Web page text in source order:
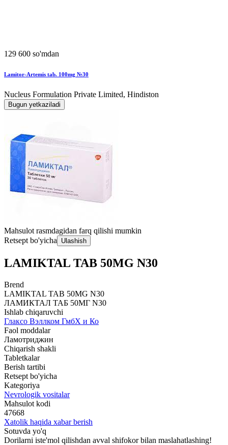
129 600 so'mdan
Lamitor-Artemis tab. 100mg №30
Nucleus Formulation Private Limited, Hindiston
Bugun yetkaziladi
Mahsulot rasmdagidan farq qilishi mumkin
Retsept bo'yicha
Ulashish
LAMIKTAL TAB 50MG N30
Brend
LAMIKTAL TAB 50MG N30
ЛАМИКТАЛ ТАБ 50МГ N30
Ishlab chiqaruvchi
Глаксо Вэллком ГмбХ и Ко
Faol moddalar
Ламотриджин
Chiqarish shakli
Tabletkalar
Berish tartibi
Retsept bo'yicha
Kategoriya
Nevrologik vositalar
Mahsulot kodi
47668
Xatolik haqida xabar berish
Sotuvda yo'q
Dorilarni iste'mol qilishdan avval shifokor bilan maslahatlashing!